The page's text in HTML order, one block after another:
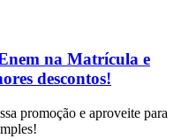
na Matrícula e
descontos!
promoção e aproveite para